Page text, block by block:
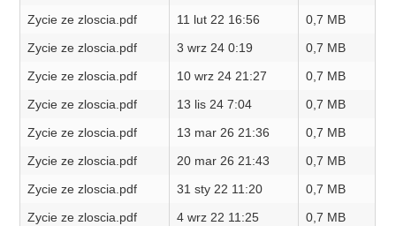
Zycie ze zloscia.pdf
11 lut 22 16:56
0,7 MB
Zycie ze zloscia.pdf
3 wrz 24 0:19
0,7 MB
Zycie ze zloscia.pdf
10 wrz 24 21:27
0,7 MB
Zycie ze zloscia.pdf
13 lis 24 7:04
0,7 MB
Zycie ze zloscia.pdf
13 mar 26 21:36
0,7 MB
Zycie ze zloscia.pdf
20 mar 26 21:43
0,7 MB
Zycie ze zloscia.pdf
31 sty 22 11:20
0,7 MB
Zycie ze zloscia.pdf
4 wrz 22 11:25
0,7 MB